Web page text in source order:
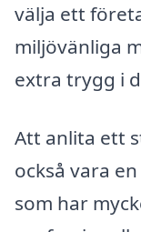
välja ett
miljövänliga
extra trygg i
Att anlita ett
också vara
som har